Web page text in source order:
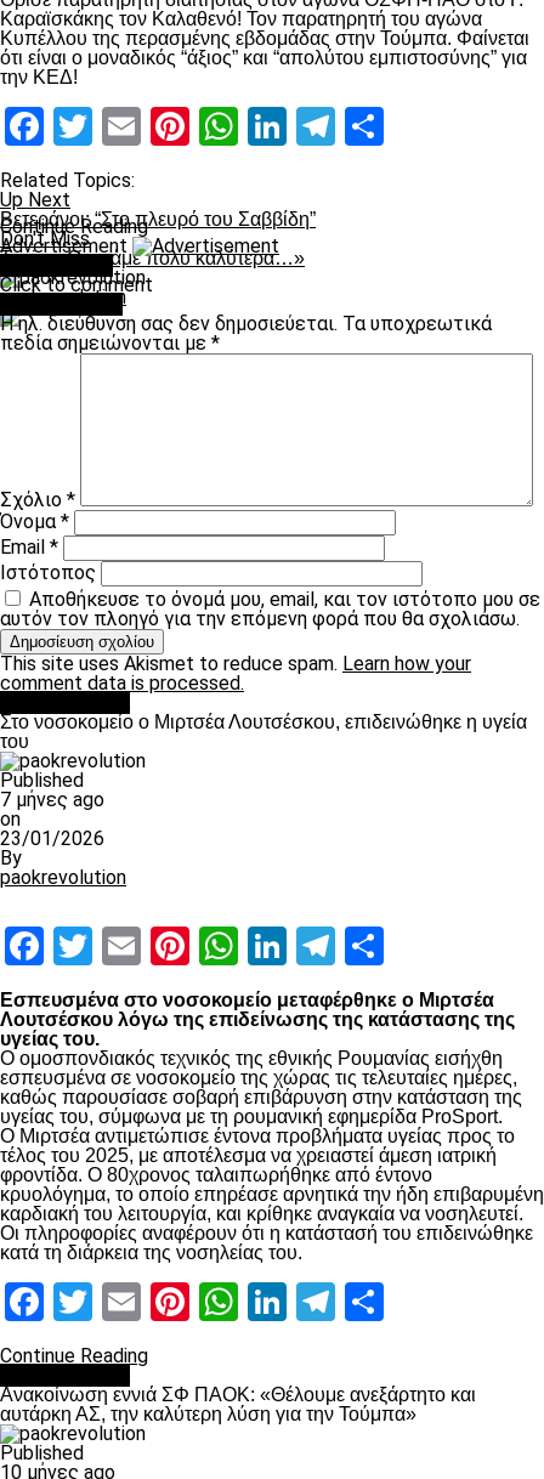
Καραϊσκάκης τον Καλαθενό! Τον παρατηρητή του αγώνα
Κυπέλλου της περασμένης εβδομάδας στην Τούμπα. Φαίνεται
ότι είναι ο μοναδικός “άξιος” και “απολύτου εμπιστοσύνης” για
την ΚΕΔ!
Facebook
Twitter
EmailPinterest
WhatsApp
LinkedIn
Telegram
Related Topics:
Up Next
Βετεράνοι: “Στο πλευρό του Σαββίδη”
Don't Miss
Tepic: «Θα πάμε πολύ καλύτερα…»
paokrevolution
Continue Reading
Advertisement
Click to comment
Η ηλ. διεύθυνση σας δεν δημοσιεύεται. Τα υποχρεωτικά
πεδία σημειώνονται με *
Σχόλιο *
Όνομα*
Email *
Ιστότοπος
Αποθήκευσε το όνομά μου, email, και τον ιστότοπο μου σε
αυτόν τον πλοηγό για την επόμενη φορά που θα σχολιάσω.
This site uses Akismet to reduce spam. Learn how your
comment data is processed.
Στο νοσοκομείο ο Μιρτσέα Λουτσέσκου, επιδεινώθηκε η υγεία
του
Published
7 μήνες ago
on
23/01/2026
By
paokrevolution
Facebook
Twitter
EmailPinterest
WhatsApp
LinkedIn
Telegram
Εσπευσμένα στο νοσοκομείο μεταφέρθηκε ο Μιρτσέα
Λουτσέσκου λόγω της επιδείνωσης της κατάστασης της
υγείας του.
Ο ομοσπονδιακός τεχνικός της εθνικής Ρουμανίας εισήχθη
εσπευσμένα σε νοσοκομείο της χώρας τις τελευταίες ημέρες,
καθώς παρουσίασε σοβαρή επιβάρυνση στην κατάσταση της
υγείας του, σύμφωνα με τη ρουμανική εφημερίδα ProSport.
Ο Μιρτσέα αντιμετώπισε έντονα προβλήματα υγείας προς το
τέλος του 2025, με αποτέλεσμα να χρειαστεί άμεση ιατρική
φροντίδα. Ο 80χρονος ταλαιπωρήθηκε από έντονο
κρυολόγημα, το οποίο επηρέασε αρνητικά την ήδη επιβαρυμένη
καρδιακή του λειτουργία, και κρίθηκε αναγκαία να νοσηλευτεί.
Οι πληροφορίες αναφέρουν ότι η κατάστασή του επιδεινώθηκε
κατά τη διάρκεια της νοσηλείας του.
Facebook
Twitter
EmailPinterest
WhatsApp
LinkedIn
Telegram
Continue Reading
Ανακοίνωση εννιά ΣΦ ΠΑΟΚ: «Θέλουμε ανεξάρτητο και
αυτάρκη ΑΣ, την καλύτερη λύση για την Τούμπα»
Published
10 μήνες ago